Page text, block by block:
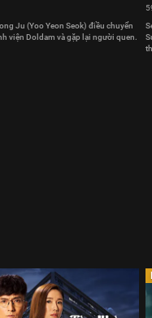
Ju (Yoo Yeon Seok) điều chuyển
viện Doldam và gặp lại người quen.